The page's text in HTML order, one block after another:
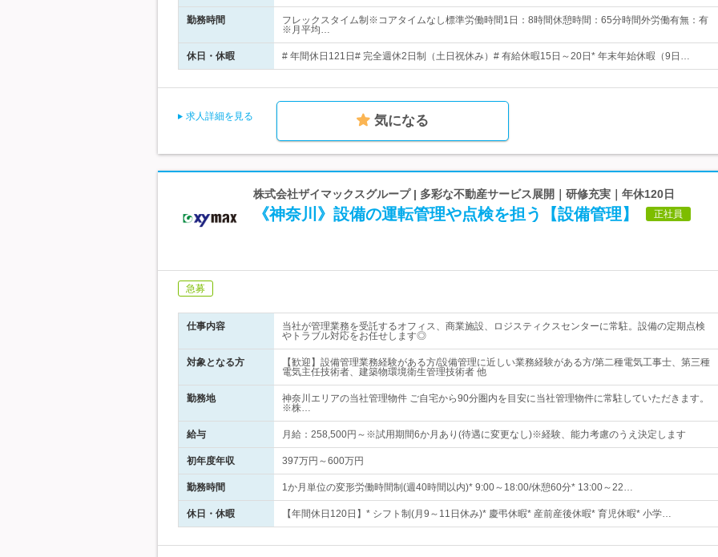
勤務時間
フレックスタイム制※コアタイムなし標準労働時間1日：8時間休憩時間：65分時間外労働有無：有
※月平均…
休日・休暇 # 年間休日121日# 完全週休2日制（土日祝休み）# 有給休暇15日～20日* 年末年始休暇（9日…
求人詳細を見る 気になる
株式会社ザイマックスグループ | 多彩な不動産サービス展開｜研修充実｜年休120日
《神奈川》設備の運転管理や点検を担う【設備管理】 正社員
急募
仕事内容
当社が管理業務を受託するオフィス、商業施設、ロジスティクスセンターに常駐。設備の定期点検
やトラブル対応をお任せします◎
対象となる方
【歓迎】設備管理業務経験がある方/設備管理に近しい業務経験がある方/第二種電気工事士、第三種
電気主任技術者、建築物環境衛生管理技術者 他
勤務地
神奈川エリアの当社管理物件 ご自宅から90分圏内を目安に当社管理物件に常駐していただきます。
※株…
給与 月給：258,500円～※試用期間6か月あり(待遇に変更なし)※経験、能力考慮のうえ決定します
初年度年収 397万円～600万円
勤務時間 1か月単位の変形労働時間制(週40時間以内)* 9:00～18:00/休憩60分* 13:00～22…
休日・休暇 【年間休日120日】* シフト制(月9～11日休み)* 慶弔休暇* 産前産後休暇* 育児休暇* 小学…